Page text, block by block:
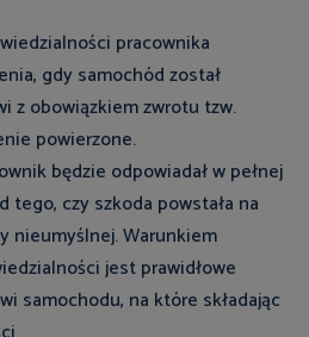
pracownika
gdy samochód został
z obowiązkiem zwrotu tzw.
powierzone.
będzie odpowiadał w pełnej
tego, czy szkoda powstała na
nieumyślnej. Warunkiem
jest prawidłowe
samochodu, na które składając